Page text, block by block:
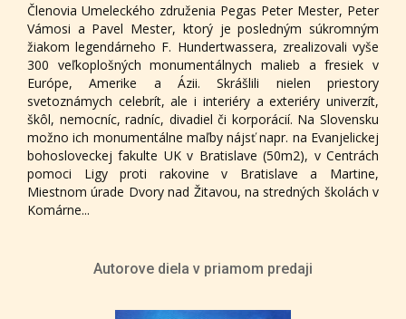
Členovia Umeleckého združenia Pegas Peter Mester, Peter
Vámosi a Pavel Mester, ktorý je posledným súkromným
žiakom legendárneho F. Hundertwassera, zrealizovali vyše
300 veľkoplošných monumentálnych malieb a fresiek v
Európe, Amerike a Ázii. Skrášlili nielen priestory
svetoznámych celebrít, ale i interiéry a exteriéry univerzít,
škôl, nemocníc, radníc, divadiel či korporácií. Na Slovensku
možno ich monumentálne maľby nájsť napr. na Evanjelickej
bohosloveckej fakulte UK v Bratislave (50m2), v Centrách
pomoci Ligy proti rakovine v Bratislave a Martine,
Miestnom úrade Dvory nad Žitavou, na stredných školách v
Komárne...
Autorove diela v priamom predaji